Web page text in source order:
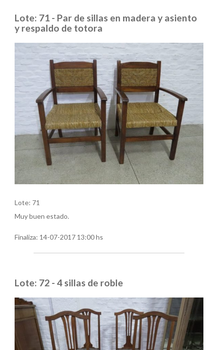
Lote: 71 - Par de sillas en madera y asiento
y respaldo de totora
Lote: 71
Muy buen estado.
Finaliza: 14-07-2017 13:00 hs
Lote: 72 - 4 sillas de roble